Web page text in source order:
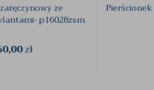
ze
p16028zsm
zł